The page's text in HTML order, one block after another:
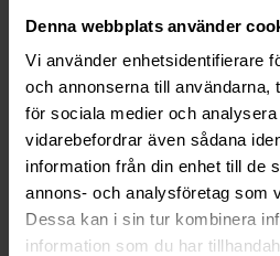
Denna webbplats använder
Vi använder enhetsidentifierare
och annonserna till användarna,
för sociala medier och
vidarebefordrar även sådana
information från din enhet till de
annons- och analysföretag som
Dessa kan i sin tur kombinera
information som du har
Vikt per dosa
14 g
Portioner per dosa
22
Vikt per portion
0,6 g
Varumärke
BAGZ
Tillverkare